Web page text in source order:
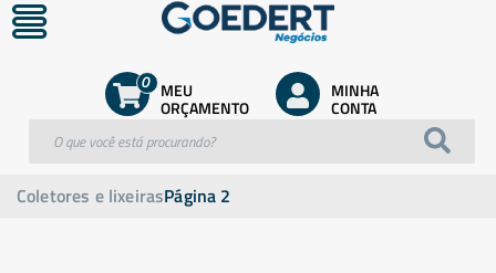
MEU
ORÇAMENTO
0 MINHA
CONTA
Coletores e lixeirasPágina 2